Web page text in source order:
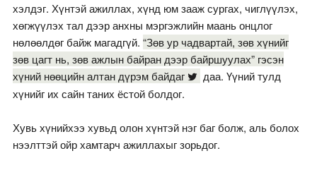
хэлдэг. Хүнтэй ажиллах, хүнд юм зааж сургах, чиглүүлэх,
хөгжүүлэх тал дээр анхны мэргэжлийн маань онцлог
нөлөөлдөг байж магадгүй. “Зөв ур чадвартай, зөв хүнийг
зөв цагт нь, зөв ажлын байран дээр байршуулах” гэсэн
хүний нөөцийн алтан дүрэм байдаг
даа. Үүний тулд
хүнийг их сайн таних ёстой болдог.
Хувь хүнийхээ хувьд олон хүнтэй нэг баг болж, аль болох
нээлттэй ойр хамтарч ажиллахыг зорьдог.